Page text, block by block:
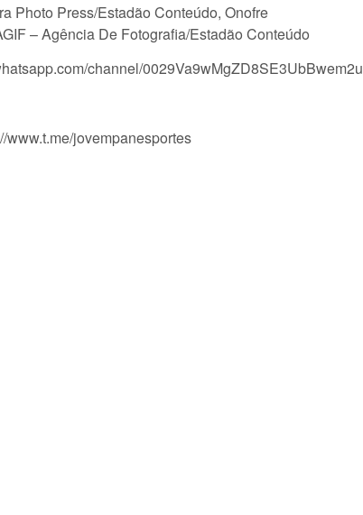
Photo Press/Estadão Conteúdo, Onofre
– Agência De Fotografia/Estadão Conteúdo
channel/0029Va9wMgZD8SE3UbBwem2u
www.t.me/jovempanesportes